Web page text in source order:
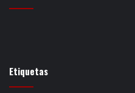
Etiquetas